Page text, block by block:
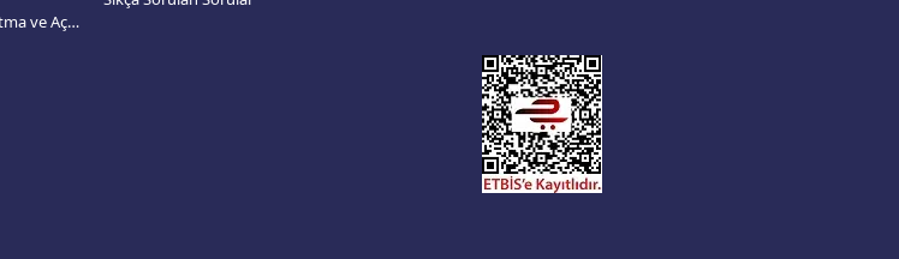
2026 Dünya Kupası Kampanya Aydınlatma ve Açık Rıza Metni